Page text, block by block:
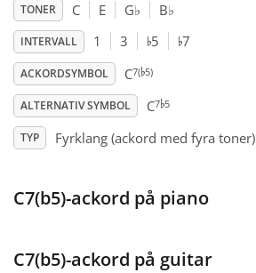
English
Español
TONER C E G♭ B♭
INTERVALL 1 3 ♭5 ♭7
ACKORDSYMBOL C7(♭5)
ALTERNATIV SYMBOL C7♭5
TYP Fyrklang (ackord med fyra toner)
C7(b5)-ackord på piano
C7(b5)-ackord på guitar